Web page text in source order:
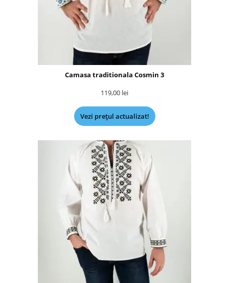
Camasa traditionala Cosmin 3
119,00 lei
Vezi prețul actualizat!